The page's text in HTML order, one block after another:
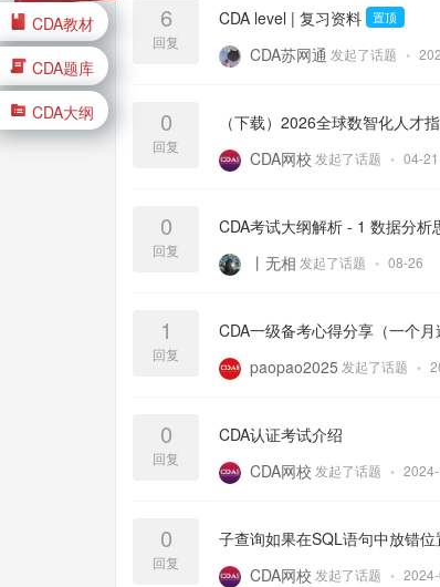
6
回复
CDA level | 复习资料 置顶
CDA苏网通 发起了话题 •
0
回复
（下载）2026全球数智化人才
CDA网校 发起了话题 • 04-21
0
回复
CDA考试大纲解析 - 1 数据分析
丨无相 发起了话题 • 08-26
1
回复
CDA一级备考心得分享（一个月
paopao2025 发起了话题 •
0
回复
CDA认证考试介绍
CDA网校 发起了话题 •
0
回复
子查询如果在SQL语句中放错
CDA网校 发起了话题 •
CDA教材
CDA题库
CDA大纲